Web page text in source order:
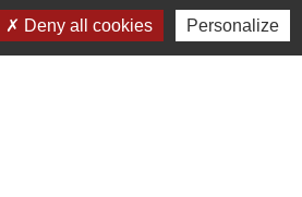
par formulaire
Deny all cookies Personalize